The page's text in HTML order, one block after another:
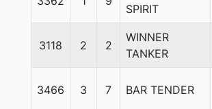
SPIRIT
3118 2 2
WINNER
TANKER
3466 3 7 BAR TENDER